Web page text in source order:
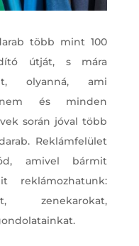
több mint 100
útját, s mára
olyanná, ami
és minden
során jóval több
Reklámfelület
amivel bármit
reklámozhatunk:
zenekarokat,